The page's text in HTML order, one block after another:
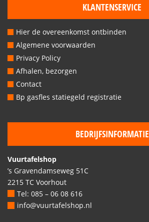
KLANTENSERVICE
Hier de overeenkomst ontbinden
Algemene voorwaarden
Privacy Policy
Afhalen, bezorgen
Contact
Bp gasfles statiegeld registratie
BEDRIJFSINFORMATIE
Vuurtafelshop
’s Gravendamseweg 51C
2215 TC Voorhout
Tel: 085 – 06 08 616
info@vuurtafelshop.nl